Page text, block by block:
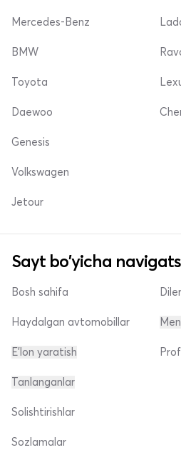
Mercedes-Benz
BMW
Toyota
Daewoo
Genesis
Volkswagen
Jetour
Sayt bo'yicha
Bosh sahifa
Haydalgan avtomobillar
E'lon yaratish
Tanlanganlar
Solishtirishlar
Sozlamalar